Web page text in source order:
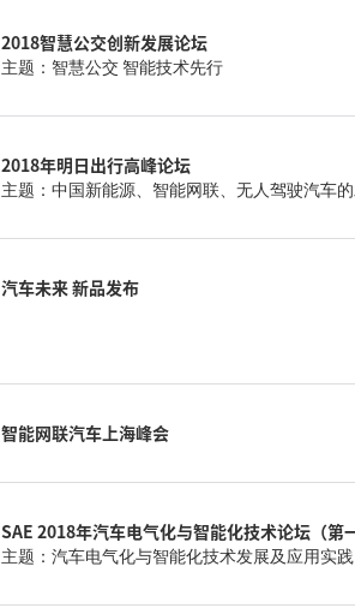
2018智慧公交创新发展论坛
主题：智慧公交 智能技术先行
2018年明日出行高峰论坛
主题：中国新能源、智能网联、无人驾驶汽车
汽车未来 新品发布
智能网联汽车上海峰会
SAE 2018年汽车电气化与智能化技术论坛（第
主题：汽车电气化与智能化技术发展及应用实践